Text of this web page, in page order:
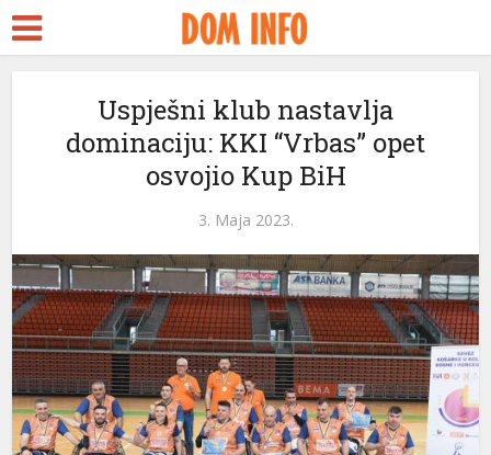
Uspješni klub nastavlja
dominaciju: KKI “Vrbas” opet
osvojio Kup BiH
3. Maja 2023.